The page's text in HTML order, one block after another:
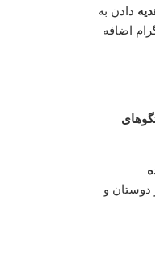
دادن به
اضافه
دوستان و